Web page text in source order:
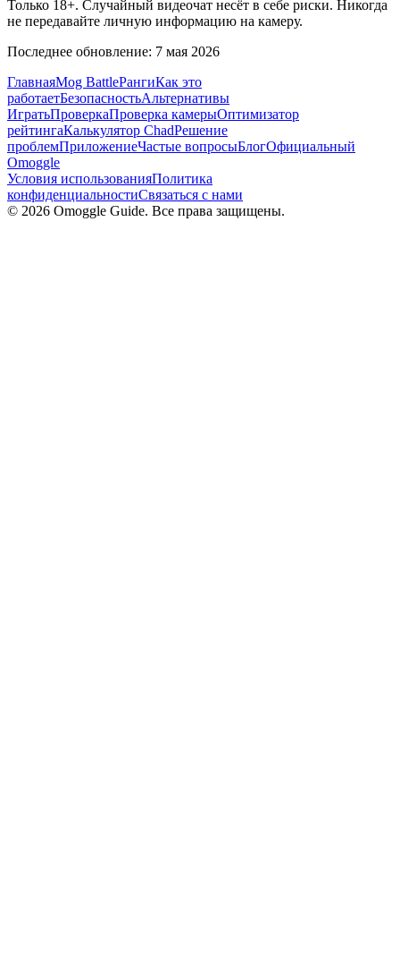
Только 18+. Случайный видеочат несёт в себе риски. Никогда
не передавайте личную информацию на камеру.
Последнее обновление: 7 мая 2026
ГлавнаяMog BattleРангиКак это
работаетБезопасностьАльтернативы
ИгратьПроверкаПроверка камерыОптимизатор
рейтингаКалькулятор ChadРешение
проблемПриложениеЧастые вопросыБлогОфициальный
Omoggle
Условия использованияПолитика
конфиденциальностиСвязаться с нами
© 2026 Omoggle Guide. Все права защищены.